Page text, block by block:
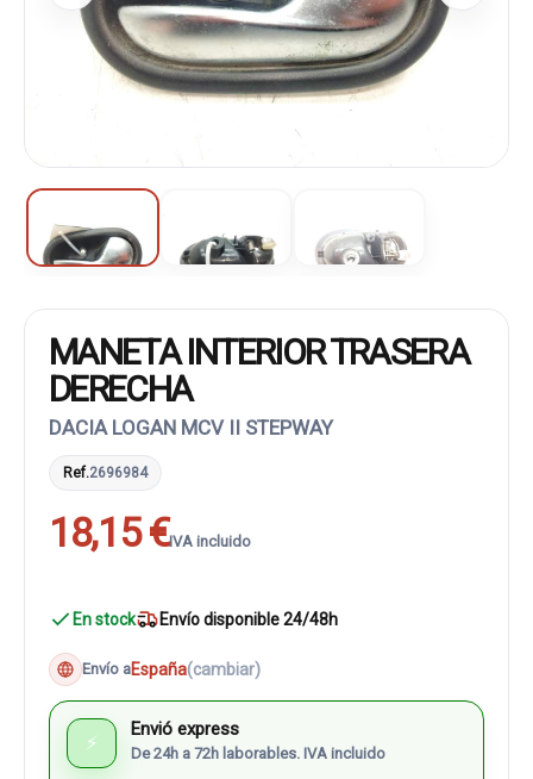
MANETA INTERIOR TRASERA
DERECHA
DACIA LOGAN MCV II STEPWAY
Ref.2696984
18,15 €IVA incluido
En stock Envío disponible 24/48h
Envío aEspaña(cambiar)
⚡
Envió express
De 24h a 72h laborables. IVA incluido